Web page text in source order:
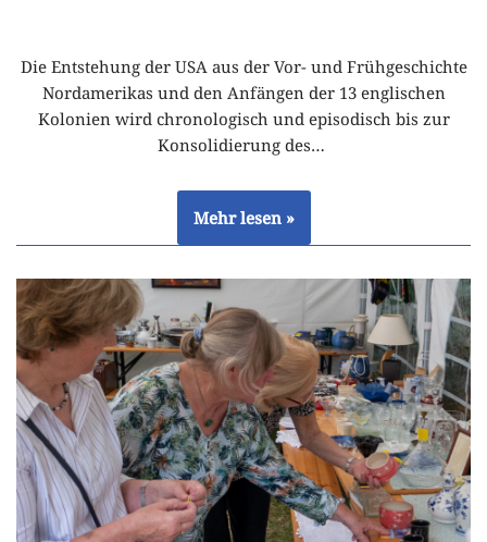
Die Entstehung der USA aus der Vor- und Frühgeschichte
Nordamerikas und den Anfängen der 13 englischen
Kolonien wird chronologisch und episodisch bis zur
Konsolidierung des…
Mehr lesen »